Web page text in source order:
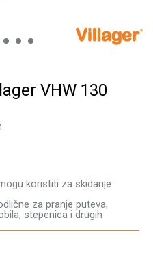
4 5 6
VHW 130
koristiti za skidanje
za pranje puteva,
stepenica i drugih